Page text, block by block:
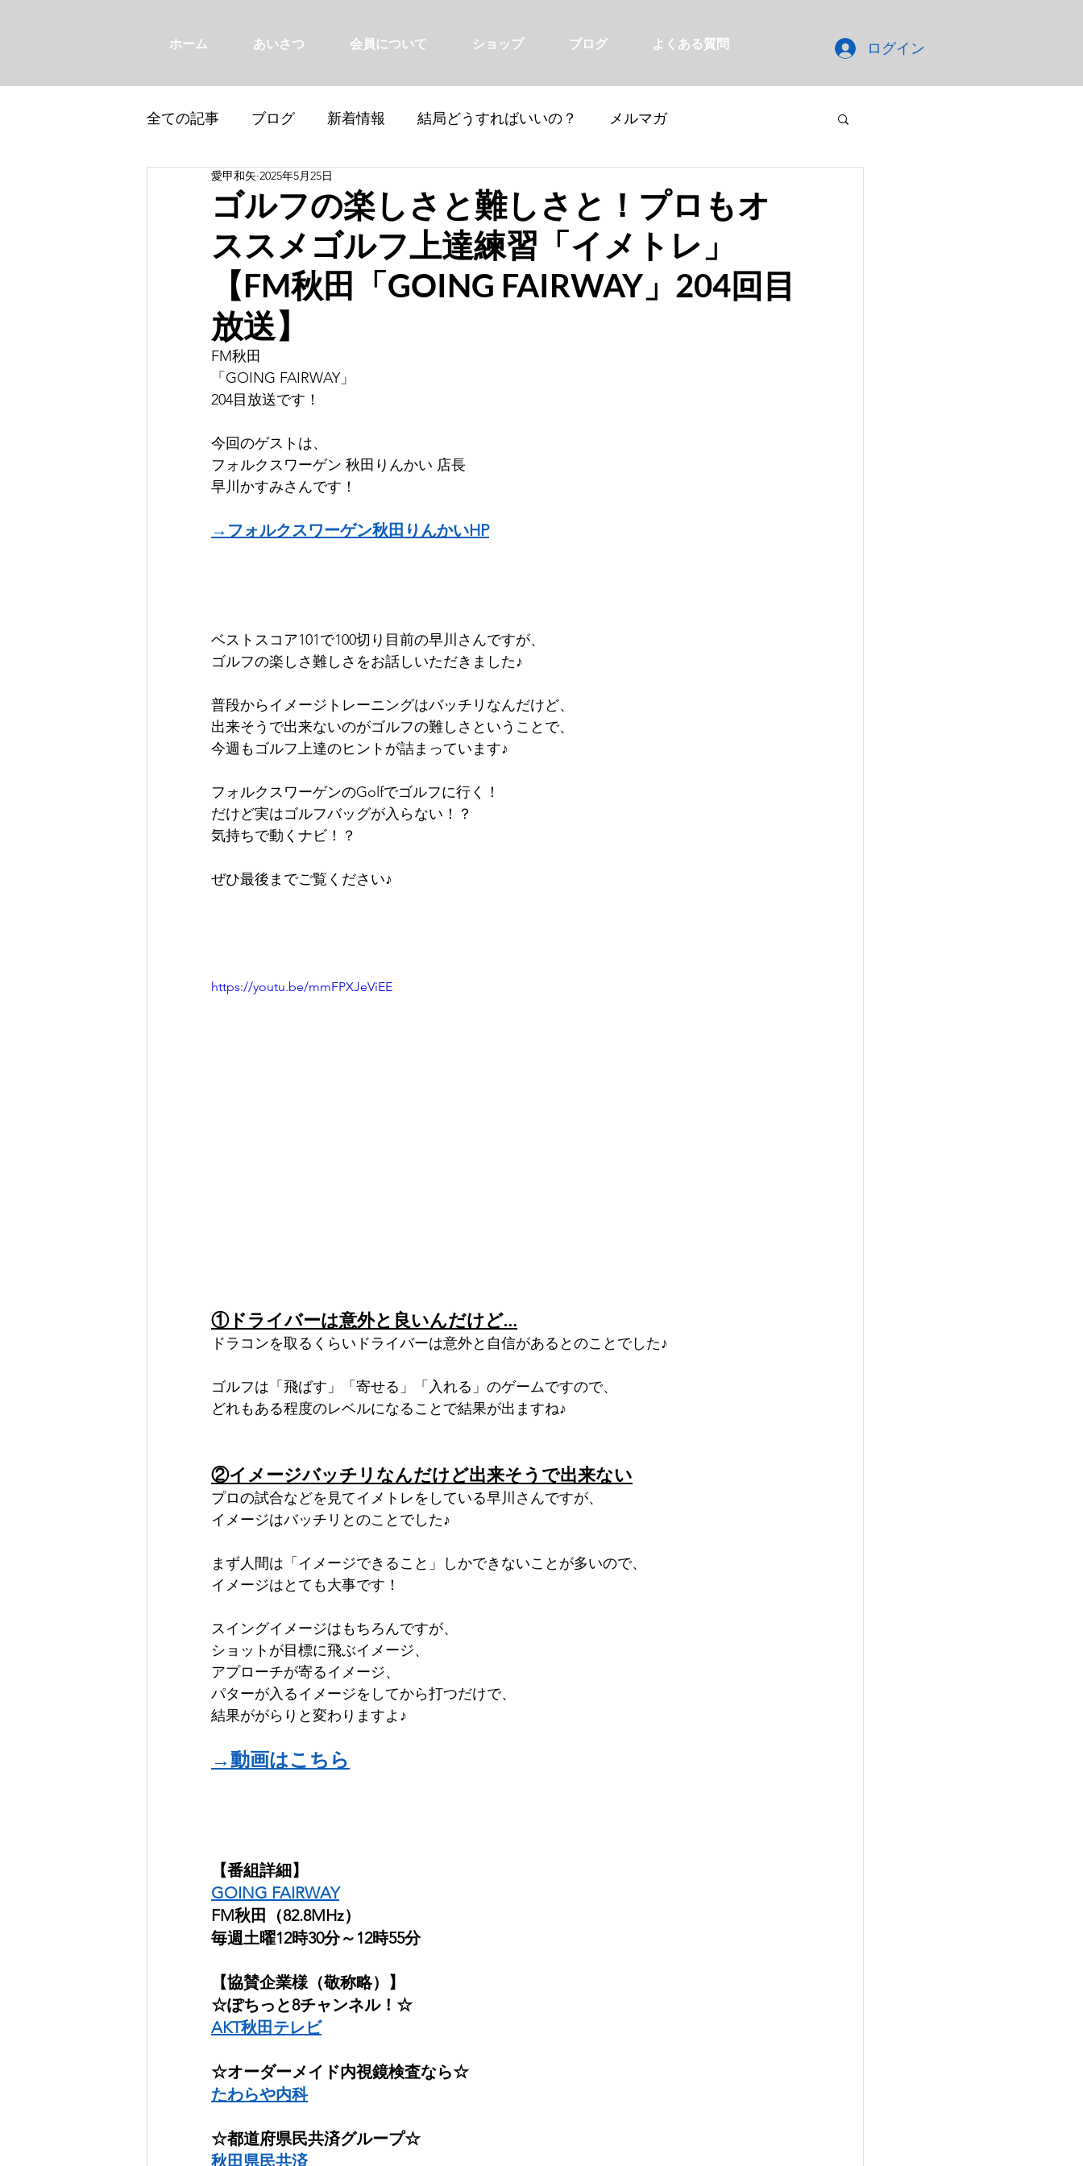
ホーム あいさつ 会員について ショップ ブログ よくある質問 ログイン
全ての記事 ブログ 新着情報 結局どうすればいいの？ メルマガ
ゴルフの楽しさと難しさと！プロもオ
ススメゴルフ上達練習「イメトレ」
【FM秋田「GOING FAIRWAY」204回目
放送】
愛甲和矢 2025年5月25日
FM秋田
「GOING FAIRWAY」
204目放送です！
今回のゲストは、
フォルクスワーゲン 秋田りんかい 店長
早川かすみさんです！
→フォルクスワーゲン秋田りんかいHP
ベストスコア101で100切り目前の早川さんですが、
ゴルフの楽しさ難しさをお話しいただきました♪
普段からイメージトレーニングはバッチリなんだけど、
出来そうで出来ないのがゴルフの難しさということで、
今週もゴルフ上達のヒントが詰まっています♪
フォルクスワーゲンのGolfでゴルフに行く！
だけど実はゴルフバッグが入らない！？
気持ちで動くナビ！？
ぜひ最後までご覧ください♪
https://youtu.be/mmFPXJeViEE
①ドライバーは意外と良いんだけど…
ドラコンを取るくらいドライバーは意外と自信があるとのことでした♪
ゴルフは「飛ばす」「寄せる」「入れる」のゲームですので、
どれもある程度のレベルになることで結果が出ますね♪
②イメージバッチリなんだけど出来そうで出来ない
プロの試合などを見てイメトレをしている早川さんですが、
イメージはバッチリとのことでした♪
まず人間は「イメージできること」しかできないことが多いので、
イメージはとても大事です！
スイングイメージはもちろんですが、
ショットが目標に飛ぶイメージ、
アプローチが寄るイメージ、
パターが入るイメージをしてから打つだけで、
結果ががらりと変わりますよ♪
→動画はこちら
【番組詳細】
GOING FAIRWAY
FM秋田（82.8MHz）
毎週土曜12時30分～12時55分
【協賛企業様（敬称略）】
☆ぽちっと8チャンネル！☆
AKT秋田テレビ
☆オーダーメイド内視鏡検査なら☆
たわらや内科
☆都道府県民共済グループ☆
秋田県民共済